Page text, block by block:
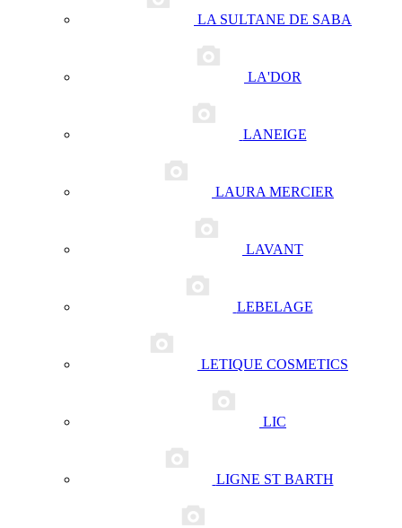
LA SULTANE DE SABA
LA'DOR
LANEIGE
LAURA MERCIER
LAVANT
LEBELAGE
LETIQUE COSMETICS
LIC
LIGNE ST BARTH